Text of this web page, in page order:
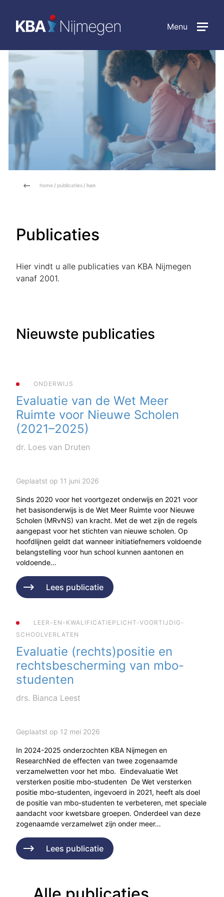
Menu
home / publicaties / han
Publicaties
Hier vindt u alle publicaties van KBA Nijmegen
vanaf 2001.
Nieuwste publicaties
ONDERWIJS
Evaluatie van de Wet Meer
Ruimte voor Nieuwe Scholen
(2021–2025)
dr. Loes van Druten
Geplaatst op 11 juni 2026
Sinds 2020 voor het voortgezet onderwijs en 2021 voor
het basisonderwijs is de Wet Meer Ruimte voor Nieuwe
Scholen (MRvNS) van kracht. Met de wet zijn de regels
aangepast voor het stichten van nieuwe scholen. Op
hoofdlijnen geldt dat wanneer initiatiefnemers voldoende
belangstelling voor hun school kunnen aantonen en
voldoende…
Lees publicatie
LEER-EN-KWALIFICATIEPLICHT-VOORTIJDIG-
SCHOOLVERLATEN
Evaluatie (rechts)positie en
rechtsbescherming van mbo-
studenten
drs. Bianca Leest
Geplaatst op 12 mei 2026
In 2024-2025 onderzochten KBA Nijmegen en
ResearchNed de effecten van twee zogenaamde
verzamelwetten voor het mbo. Eindevaluatie Wet
versterken positie mbo-studenten De Wet versterken
positie mbo-studenten, ingevoerd in 2021, heeft als doel
de positie van mbo-studenten te verbeteren, met speciale
aandacht voor kwetsbare groepen. Onderdeel van deze
zogenaamde verzamelwet zijn onder meer…
Lees publicatie